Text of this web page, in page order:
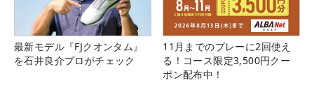
最新モデル『FJクオンタム』
を石井良介プロがチェック
11月までのプレーに2回使え
る！コース限定3,500円クー
ポン配布中！